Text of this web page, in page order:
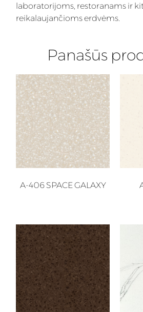
laboratorijoms, restoranams ir
reikalaujančioms erdvėms.
Panašūs
A-406 SPACE GALAXY